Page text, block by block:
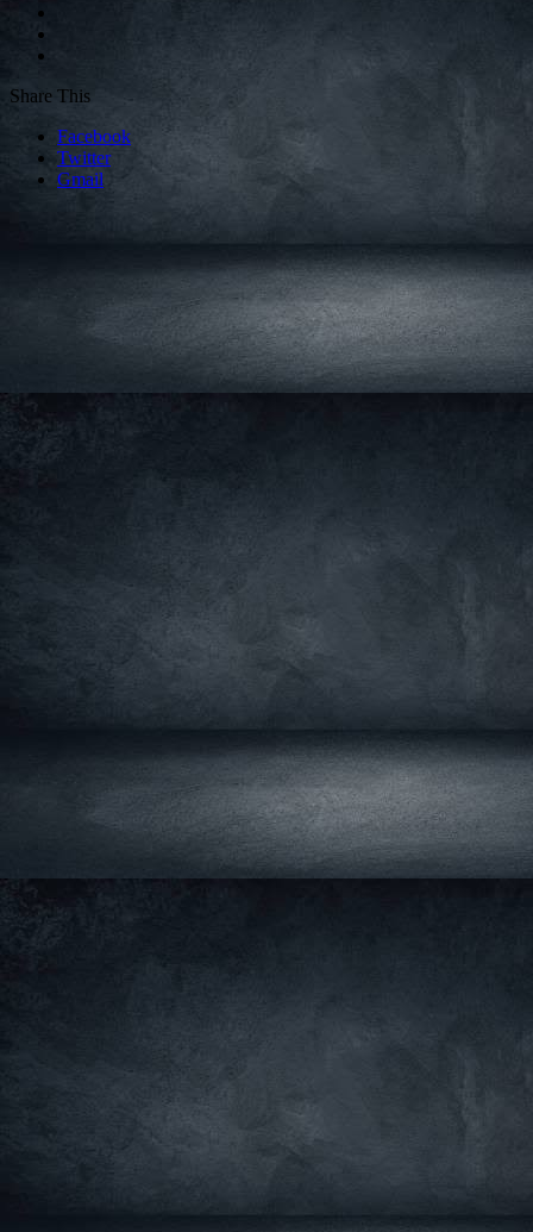
Share This
Facebook
Twitter
Gmail